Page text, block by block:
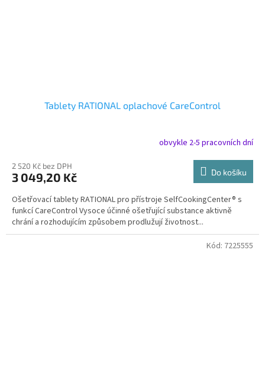
Tablety RATIONAL oplachové CareControl
obvykle 2-5 pracovních dní
2 520 Kč bez DPH
3 049,20 Kč Do košíku
Ošetřovací tablety RATIONAL pro přístroje SelfCookingCenter® s
funkcí CareControl Vysoce účinné ošetřující substance aktivně
chrání a rozhodujícím způsobem prodlužují životnost...
Kód: 7225555